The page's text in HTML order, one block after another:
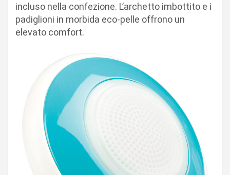
incluso nella confezione. L’archetto imbottito e i
padiglioni in morbida eco-pelle offrono un
elevato comfort.